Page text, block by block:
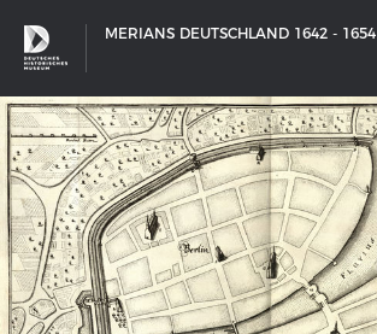
MERIANS DEUTSCHLAND 1642 - 1654